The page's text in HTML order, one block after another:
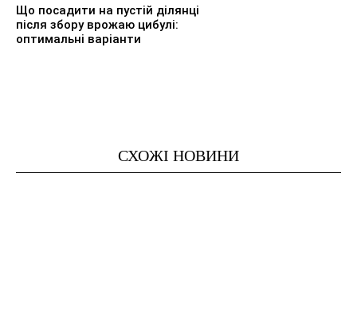
Що посадити на пустій ділянці
після збору врожаю цибулі:
оптимальні варіанти
СХОЖІ НОВИНИ